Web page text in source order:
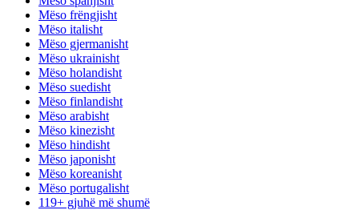
Mëso frëngjisht
Mëso italisht
Mëso gjermanisht
Mëso ukrainisht
Mëso holandisht
Mëso suedisht
Mëso finlandisht
Mëso arabisht
Mëso kinezisht
Mëso hindisht
Mëso japonisht
Mëso koreanisht
Mëso portugalisht
119+ gjuhë më shumë